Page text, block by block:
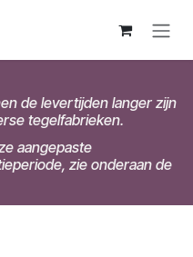
de levertijden langer zijn
tegelfabrieken.
aangepaste
zie onderaan de